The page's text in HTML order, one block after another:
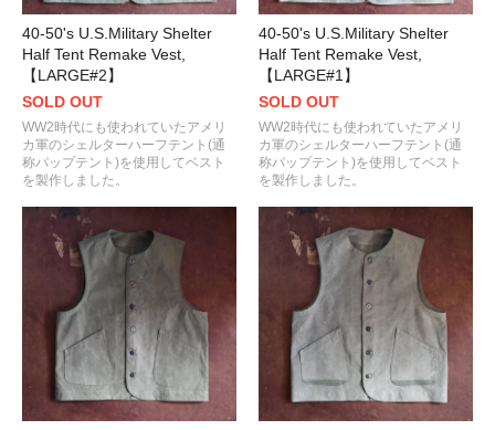
40-50's U.S.Military Shelter
Half Tent Remake Vest,
【LARGE#2】
SOLD OUT
WW2時代にも使われていたアメリ
カ軍のシェルターハーフテント(通
称パップテント)を使用してベスト
を製作しました。
40-50's U.S.Military Shelter
Half Tent Remake Vest,
【LARGE#1】
SOLD OUT
WW2時代にも使われていたアメリ
カ軍のシェルターハーフテント(通
称パップテント)を使用してベスト
を製作しました。